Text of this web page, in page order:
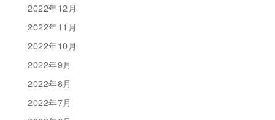
2022年12月
2022年11月
2022年10月
2022年9月
2022年8月
2022年7月